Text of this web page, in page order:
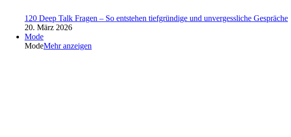
120 Deep Talk Fragen – So entstehen tiefgründige und unvergessliche Gespräche
20. März 2026
Mode
ModeMehr anzeigen